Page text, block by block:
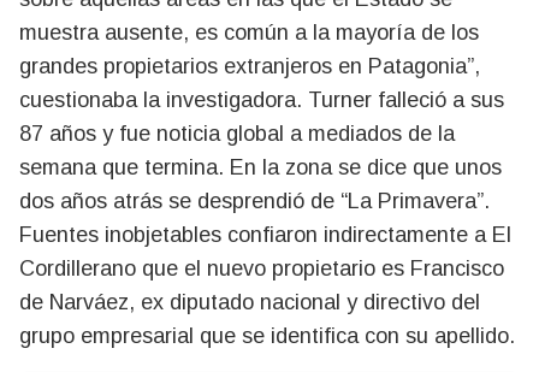
muestra ausente, es común a la mayoría de los
grandes propietarios extranjeros en Patagonia”,
cuestionaba la investigadora. Turner falleció a sus
87 años y fue noticia global a mediados de la
semana que termina. En la zona se dice que unos
dos años atrás se desprendió de “La Primavera”.
Fuentes inobjetables confiaron indirectamente a El
Cordillerano que el nuevo propietario es Francisco
de Narváez, ex diputado nacional y directivo del
grupo empresarial que se identifica con su apellido.